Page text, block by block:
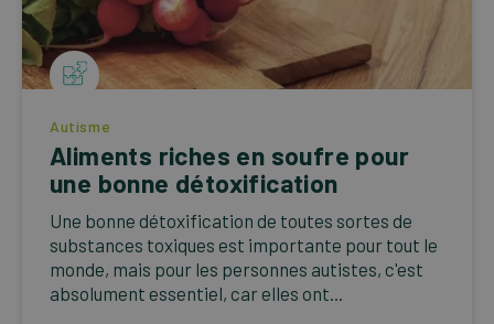
Autisme
Aliments riches en soufre pour
une bonne détoxification
Une bonne détoxification de toutes sortes de
substances toxiques est importante pour tout le
monde, mais pour les personnes autistes, c'est
absolument essentiel, car elles ont...